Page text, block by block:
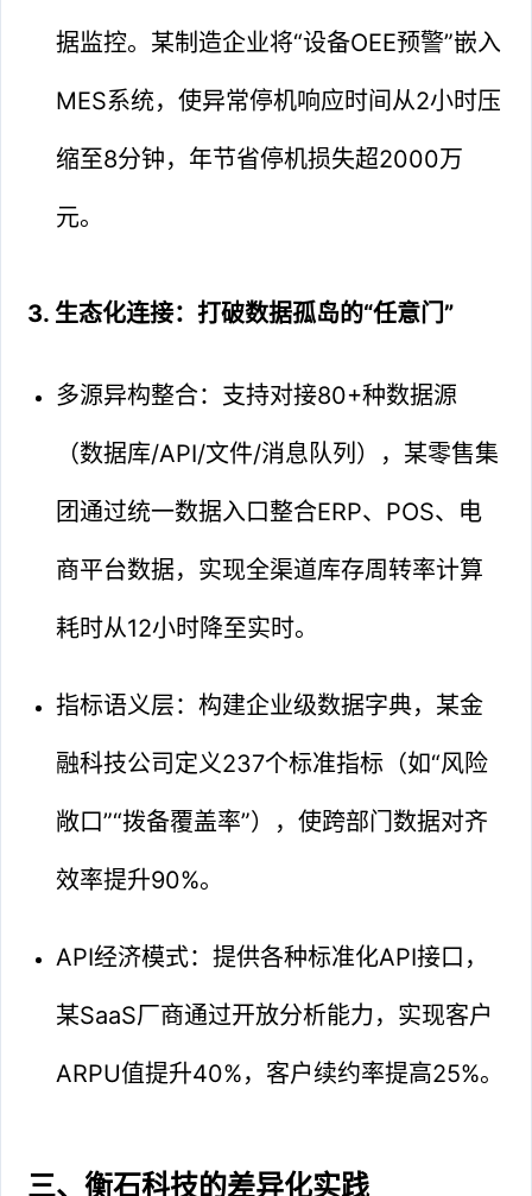
据监控。某制造企业将“设备OEE预警”嵌入
MES系统，使异常停机响应时间从2小时压
缩至8分钟，年节省停机损失超2000万
元。
3. 生态化连接：打破数据孤岛的“任意门”
多源异构整合：支持对接80+种数据源
（数据库/API/文件/消息队列），某零售集
团通过统一数据入口整合ERP、POS、电
商平台数据，实现全渠道库存周转率计算
耗时从12小时降至实时。
指标语义层：构建企业级数据字典，某金
融科技公司定义237个标准指标（如“风险
敞口”“拨备覆盖率”），使跨部门数据对齐
效率提升90%。
API经济模式：提供各种标准化API接口，
某SaaS厂商通过开放分析能力，实现客户
ARPU值提升40%，客户续约率提高25%。
三、衡石科技的差异化实践